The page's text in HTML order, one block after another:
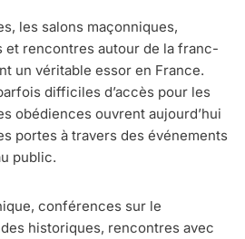
les salons maçonniques,
rencontres autour de la franc-
un véritable essor en France.
difficiles d’accès pour les
obédiences ouvrent aujourd’hui
portes à travers des événements
public.
conférences sur le
historiques, rencontres avec